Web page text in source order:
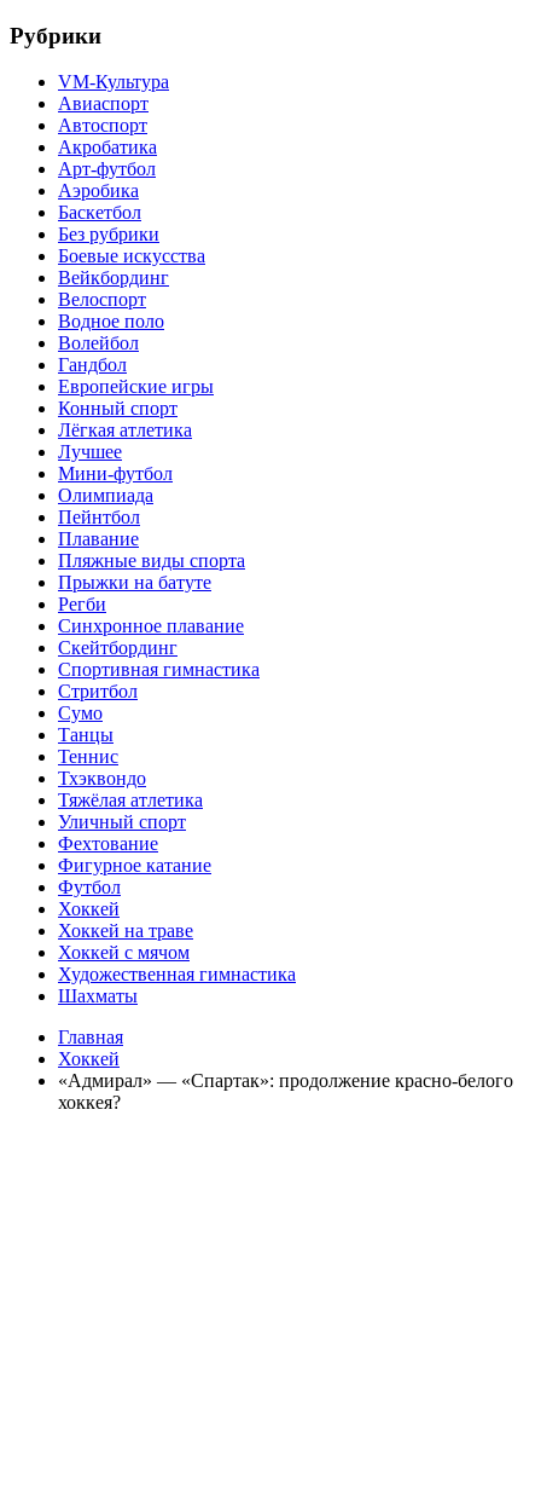
Рубрики
VM-Культура
Авиаспорт
Автоспорт
Акробатика
Арт-футбол
Аэробика
Баскетбол
Без рубрики
Боевые искусства
Вейкбординг
Велоспорт
Водное поло
Волейбол
Гандбол
Европейские игры
Конный спорт
Лёгкая атлетика
Лучшее
Мини-футбол
Олимпиада
Пейнтбол
Плавание
Пляжные виды спорта
Прыжки на батуте
Регби
Синхронное плавание
Скейтбординг
Спортивная гимнастика
Стритбол
Сумо
Танцы
Теннис
Тхэквондо
Тяжёлая атлетика
Уличный спорт
Фехтование
Фигурное катание
Футбол
Хоккей
Хоккей на траве
Хоккей с мячом
Художественная гимнастика
Шахматы
Главная
Хоккей
«Адмирал» — «Спартак»: продолжение красно-белого
хоккея?